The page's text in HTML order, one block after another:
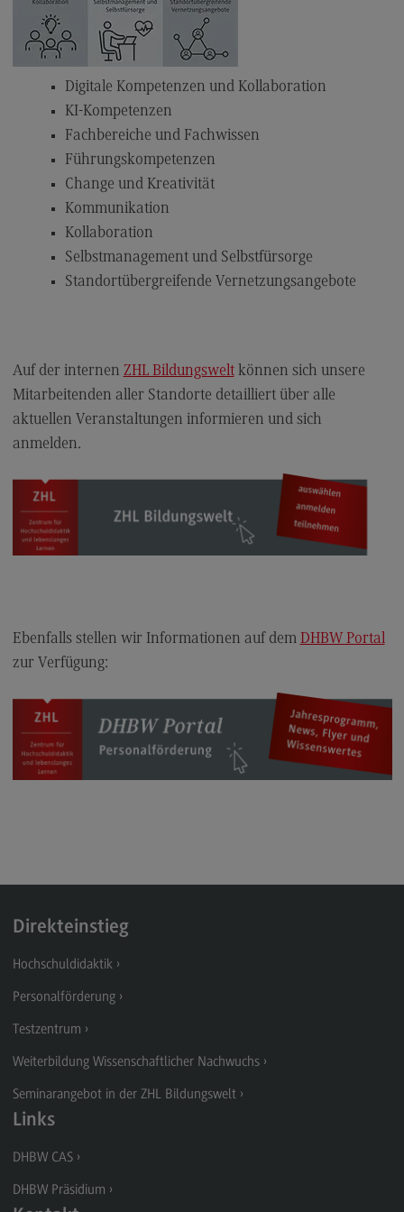
Dualer Master am CAS
Lehrpreise
Lehrpreise
DHBW Lehrpreise
ECC3 im Projekt EdCoN
Das Projekt EdCoN
Aktuelles
Publikationen
Projekte
#DUAL forscht
FAQ
Kontakt
Ansprechpersonen
Kontaktformular
Personalförderung
(External link)
(External link)
(External link)
(External link)
Weiterbildungsangebot
Weiterbildungsangebot
Seminare
Digitale Kompetenzen und Kollaboration
KI-Kompetenzen
Fachbereiche und Fachwissen
Führungskompetenzen
Change und Kreativität
Kommunikation
Kollaboration
Selbstmanagement und Selbstfürsorge
Standortübergreifende Vernetzungsangebote
Auf der internen ZHL Bildungsweltkönnen sich unsere
Mitarbeitenden aller Standorte detailliert über alle
aktuellen Veranstaltungen informieren und sich
anmelden.
Ebenfalls stellen wir Informationen auf dem DHBW Portal
zur Verfügung:
Direkteinstieg
Hochschuldidaktik
Personalförderung
Testzentrum
Weiterbildung Wissenschaftlicher Nachwuchs
Seminarangebot in der ZHL Bildungswelt
Links
DHBW CAS
DHBW Präsidium